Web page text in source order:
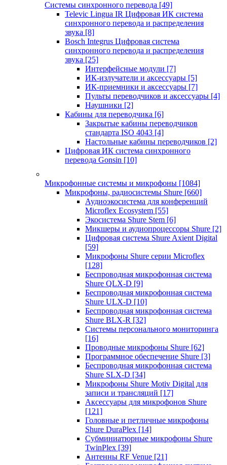
Системы синхронного перевода [49]
Televic Lingua IR Цифровая ИК система
синхронного перевода и распределения
звука [8]
Bosch Integrus Цифровая система
синхронного перевода и распределения
звука [25]
Интерфейсные модули [7]
ИК-излучатели и аксессуары [5]
ИК-приемники и аксессуары [7]
Пульты переводчиков и аксессуары [4]
Наушники [2]
Кабины для переводчика [6]
Закрытые кабины переводчиков
стандарта ISO 4043 [4]
Настольные кабины переводчиков [2]
Цифровая ИК система синхронного
перевода Gonsin [10]
Микрофонные системы и микрофоны [1084]
Микрофоны, радиосистемы Shure [660]
Аудиоэкосистема для конференций
Microflex Ecosystem [55]
Экосистема Shure Stem [6]
Микшеры и аудиопроцессоры Shure [2]
Цифровая система Shure Axient Digital
[59]
Микрофоны Shure серии Microflex
[128]
Беспроводная микрофонная система
Shure QLX-D [9]
Беспроводная микрофонная система
Shure ULX-D [10]
Беспроводная микрофонная система
Shure BLX-R [32]
Системы персонального мониторинга
[16]
Проводные микрофоны Shure [62]
Программное обеспечение Shure [3]
Беспроводная микрофонная система
Shure SLX-D [34]
Микрофоны Shure Motiv Digital для
записи и трансляций [17]
Аксессуары для микрофонов Shure
[121]
Головные и петличные микрофоны
Shure DuraPlex [14]
Субминиатюрные микрофоны Shure
TwinPlex [39]
Антенны RF Venue [21]